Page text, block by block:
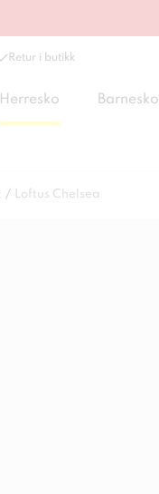
Retur i butikk
Herresko Barnesko
Loftus Chelsea